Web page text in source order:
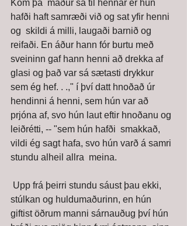
Kom þá  maður sá til hennar er hún
hafði haft samræði við og sat yfir henni
og  skildi á milli, laugaði barnið og
reifaði. En áður hann fór burtu með
sveininn gaf hann henni að drekka af
glasi og það var sá sætasti drykkur
sem ég hef. . .," í því datt hnoðað úr
hendinni á henni, sem hún var að
prjóna af, svo hún laut eftir hnoðanu og
leiðrétti, -- "sem hún hafði  smakkað,
vildi ég sagt hafa, svo hún varð á samri
stundu alheil allra  meina.
stúlkan og huldumaðurinn, en hún
giftist öðrum manni sárnauðug því hún